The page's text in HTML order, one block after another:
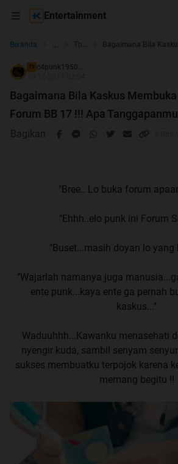
Entertainment
Beranda ... The Lounge
TS c4punk1950...
Bagaimana Bila Kaskus
Forum BB 17 !!! Apa
Bagikan
"Bree.. Lo buka forum
"Ehhh..elo punk ini Forum
"Buset...masih doyan lo yang
"Wajarlah namanya juga
ente punk...kaya ente ga pernah
kaskus..."
Waduuhhh...Kawanku menasehati
nyengir kuda, sambil senyam
sukses membuatku terpojok karena
memang begitu !!